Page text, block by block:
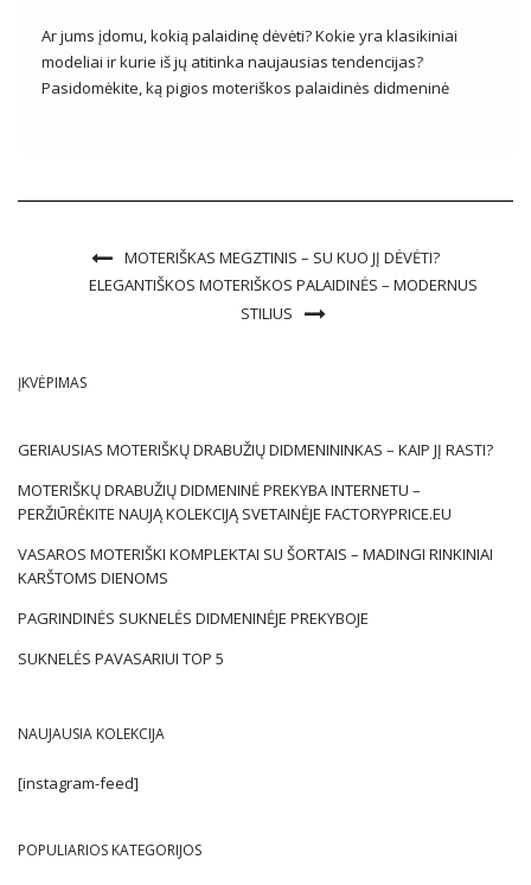
Ar jums įdomu, kokią palaidinę dėvėti? Kokie yra klasikiniai
modeliai ir kurie iš jų atitinka naujausias tendencijas?
Pasidomėkite, ką pigios moteriškos palaidinės didmeninė
MOTERIŠKAS MEGZTINIS – SU KUO JĮ DĖVĖTI?
ELEGANTIŠKOS MOTERIŠKOS PALAIDINĖS – MODERNUS
STILIUS
ĮKVĖPIMAS
GERIAUSIAS MOTERIŠKŲ DRABUŽIŲ DIDMENININKAS – KAIP JĮ RASTI?
MOTERIŠKŲ DRABUŽIŲ DIDMENINĖ PREKYBA INTERNETU –
PERŽIŪRĖKITE NAUJĄ KOLEKCIJĄ SVETAINĖJE FACTORYPRICE.EU
VASAROS MOTERIŠKI KOMPLEKTAI SU ŠORTAIS – MADINGI RINKINIAI
KARŠTOMS DIENOMS
PAGRINDINĖS SUKNELĖS DIDMENINĖJE PREKYBOJE
SUKNELĖS PAVASARIUI TOP 5
NAUJAUSIA KOLEKCIJA
[instagram-feed]
POPULIARIOS KATEGORIJOS